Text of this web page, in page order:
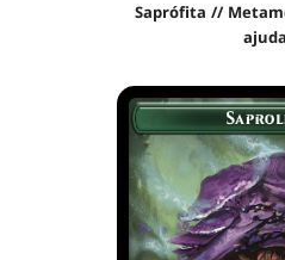
Saprófita //